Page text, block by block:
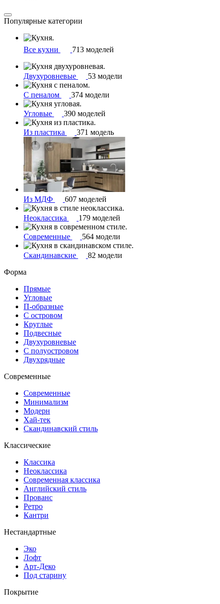
Популярные категории
Все кухни 713 моделей
Двухуровневые 53 модели
С пеналом 374 модели
Угловые 390 моделей
Из пластика 371 модель
Из МДФ 607 моделей
Неоклассика 179 моделей
Современные 564 модели
Скандинавские
82 модели
Форма
Прямые
Угловые
П-образные
С островом
Круглые
Подвесные
Двухуровневые
С полуостровом
Двухрядные
Современные
Современные
Минимализм
Модерн
Хай-тек
Скандинавский стиль
Классические
Классика
Неоклассика
Современная классика
Английский стиль
Прованс
Ретро
Кантри
Нестандартные
Эко
Лофт
Арт-Деко
Под старину
Покрытие